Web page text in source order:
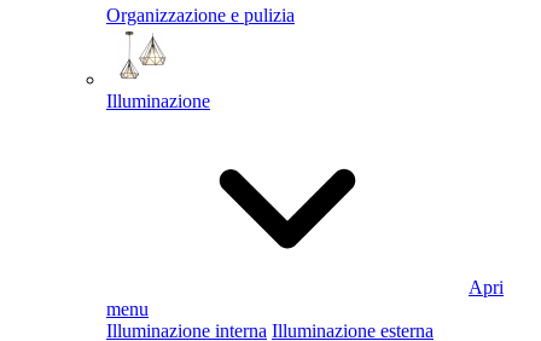
Organizzazione e pulizia
Illuminazione
Apri
menu
Illuminazione interna Illuminazione esterna